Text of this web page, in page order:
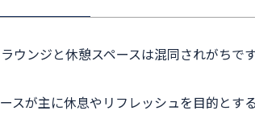
ウンジと休憩スペースは混同されがちで
スが主に休息やリフレッシュを目的とす